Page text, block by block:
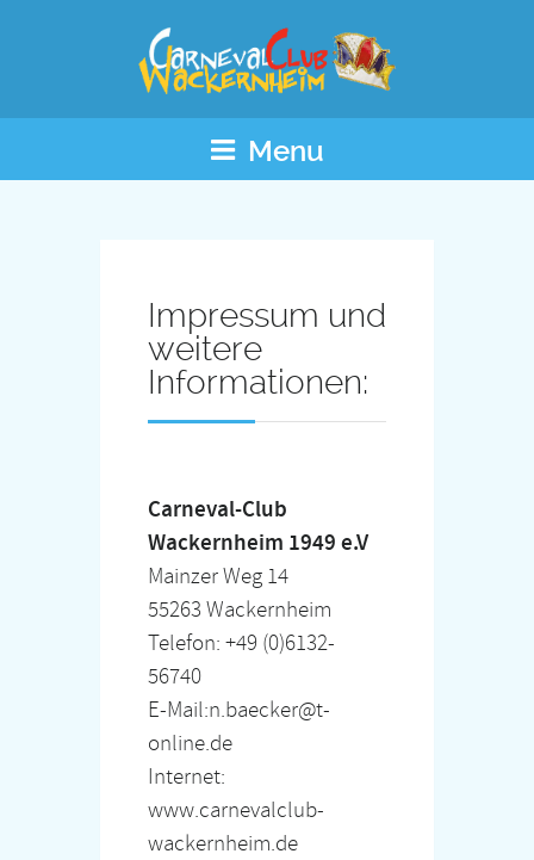
Menu
Impressum und
weitere
Informationen:
Carneval-Club
Wackernheim 1949 e.V
Mainzer Weg 14
55263 Wackernheim
Telefon: +49 (0)6132-
56740
E-Mail:n.baecker@t-
online.de
Internet:
www.carnevalclub-
wackernheim.de